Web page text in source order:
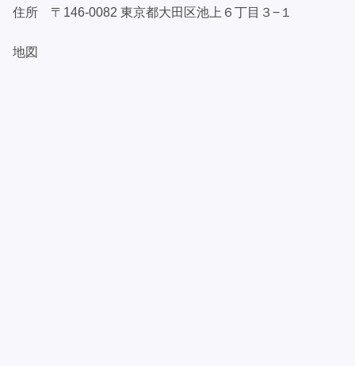
住所 〒146-0082 東京都大田区池上６丁目３−１
地図